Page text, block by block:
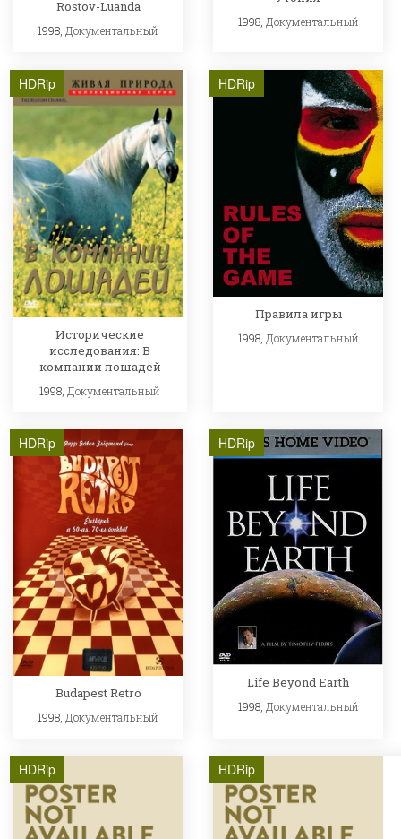
Rostov-Luanda
1998, Документальный
1998, Документальный
HDRip
Исторические
исследования: В
компании лошадей
1998, Документальный
HDRip
Правила игры
1998, Документальный
HDRip
Budapest Retro
1998, Документальный
HDRip
Life Beyond Earth
1998, Документальный
HDRip HDRip